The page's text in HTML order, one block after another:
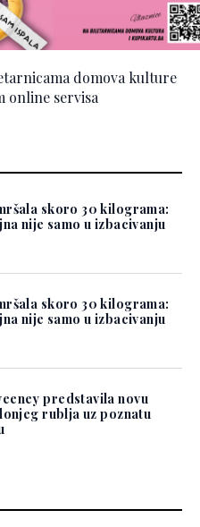
domova kulture
online servisa
skoro 30 kilograma:
nije samo u izbacivanju
skoro 30 kilograma:
nije samo u izbacivanju
predstavila novu
rublja uz poznatu